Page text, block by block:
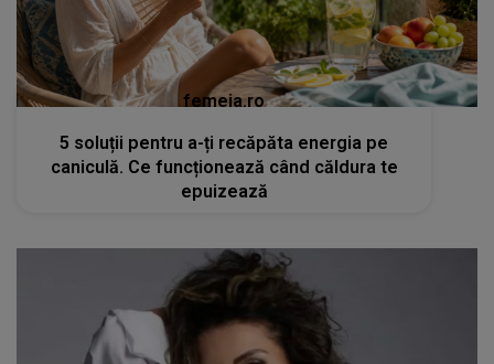
femeia.ro
5 soluții pentru a-ți recăpăta energia pe
caniculă. Ce funcționează când căldura te
epuizează